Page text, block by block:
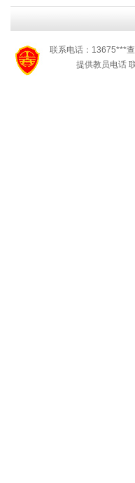
联系电话：13675***
提供教员电话